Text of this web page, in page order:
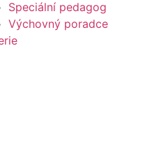
Speciální pedagog
Výchovný poradce